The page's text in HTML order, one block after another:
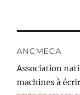
ANCMECA
Association
machines à